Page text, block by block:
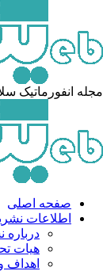
انفورماتیک
صفحه اصلی
اطلاعات نشریه
درباره
هیات
اهداف و